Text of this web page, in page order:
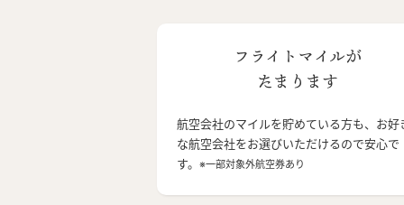
フライトマイルが
たまります
航空会社のマイルを貯めている方も、お好
な航空会社をお選びいただけるので安心で
す。 ※一部対象外航空券あり